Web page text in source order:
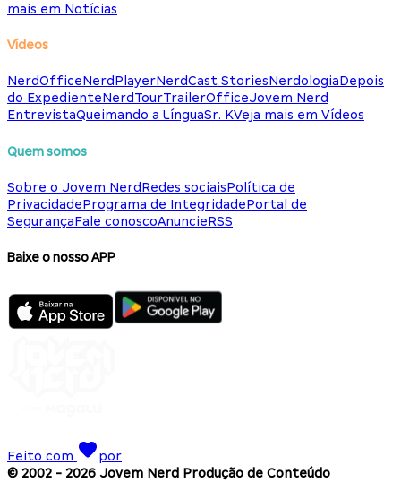
mais em Notícias
Vídeos
NerdOfficeNerdPlayerNerdCast StoriesNerdologiaDepois
do ExpedienteNerdTourTrailerOfficeJovem Nerd
EntrevistaQueimando a LínguaSr. KVeja mais em Vídeos
Quem somos
Sobre o Jovem NerdRedes sociaisPolítica de
PrivacidadePrograma de IntegridadePortal de
SegurançaFale conoscoAnuncieRSS
Baixe o nosso APP
Feito com
por
© 2002 - 2026 Jovem Nerd Produção de Conteúdo